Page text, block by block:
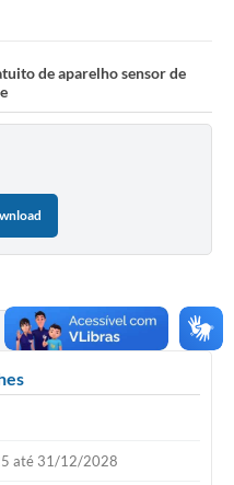
de aparelho sensor de
até 31/12/2028